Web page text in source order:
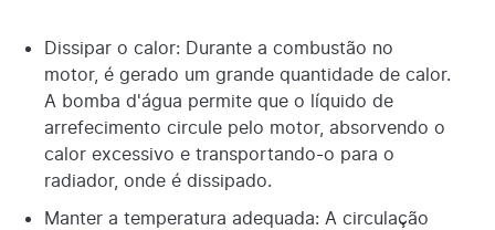
Dissipar o calor: Durante a combustão no
motor, é gerado um grande quantidade de calor.
A bomba d'água permite que o líquido de
arrefecimento circule pelo motor, absorvendo o
calor excessivo e transportando-o para o
radiador, onde é dissipado.
Manter a temperatura adequada: A circulação